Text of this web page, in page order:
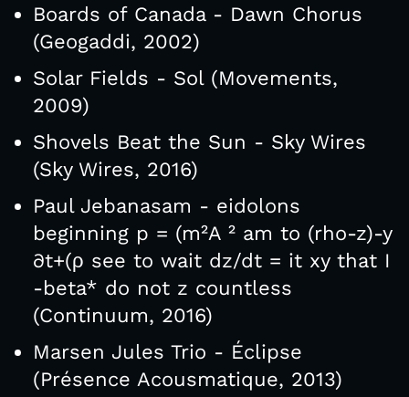
Boards of Canada - Dawn Chorus
(Geogaddi, 2002)
Solar Fields - Sol (Movements,
2009)
Shovels Beat the Sun - Sky Wires
(Sky Wires, 2016)
Paul Jebanasam - eidolons
beginning p = (m²A ² am to (rho-z)-y
∂t+(ρ see to wait dz/dt = it xy that I
-beta* do not z countless
(Continuum, 2016)
Marsen Jules Trio - Éclipse
(Présence Acousmatique, 2013)